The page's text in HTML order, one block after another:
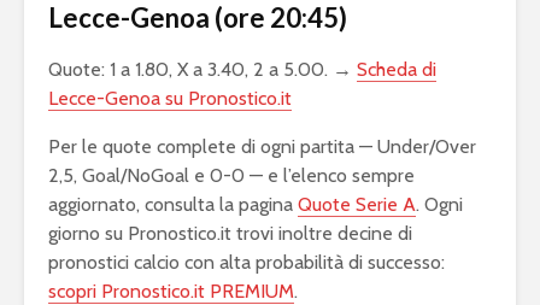
Lecce-Genoa (ore 20:45)
Quote: 1 a 1.80, X a 3.40, 2 a 5.00. → Scheda di
Lecce-Genoa su Pronostico.it
Per le quote complete di ogni partita — Under/Over
2,5, Goal/NoGoal e 0-0 — e l’elenco sempre
aggiornato, consulta la pagina Quote Serie A. Ogni
giorno su Pronostico.it trovi inoltre decine di
pronostici calcio con alta probabilità di successo:
scopri Pronostico.it PREMIUM.